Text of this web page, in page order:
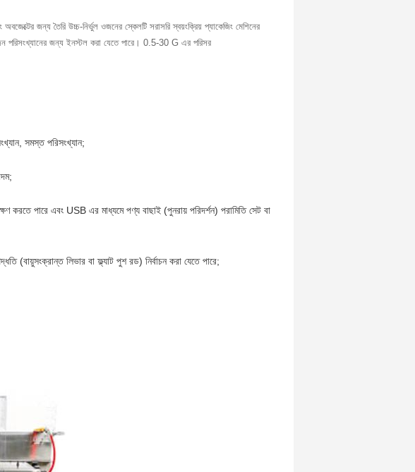
জন্য তৈরি উচ্চ-নির্ভুল ওজনের স্কেলটি সরাসরি স্বয়ংক্রিয় প্যাকেজিং মেশিনের
পরিসংখ্যানের জন্য ইনস্টল করা যেতে পারে। 0.5-30 G এর পরিসর
সমস্ত পরিসংখ্যান;
করতে পারে এবং USB এর মাধ্যমে পণ্য বাছাই (পুনরায় পরিদর্শন) পরামিতি সেট বা
লিভার বা ফ্ল্যাট পুশ রড) নির্বাচন করা যেতে পারে;